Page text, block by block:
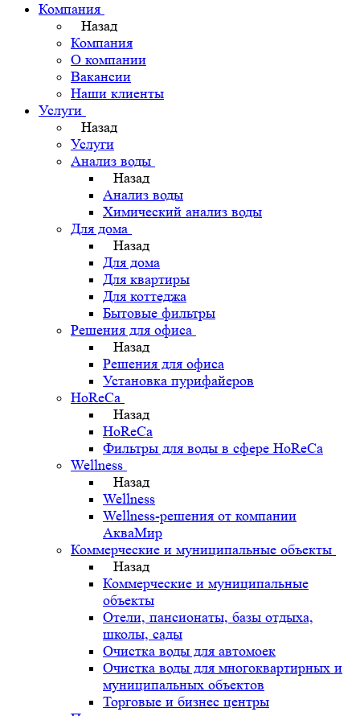
Компания
Назад
Компания
О компании
Вакансии
Наши клиенты
Услуги
Назад
Услуги
Анализ воды
Назад
Анализ воды
Химический анализ воды
Для дома
Назад
Для дома
Для квартиры
Для коттеджа
Бытовые фильтры
Решения для офиса
Назад
Решения для офиса
Установка пурифайеров
HoReCa
Назад
HoReCa
Фильтры для воды в сфере HoReCa
Wellness
Назад
Wellness
Wellness-решения от компании
АкваМир
Коммерческие и муниципальные объекты
Назад
Коммерческие и муниципальные
объекты
Отели, пансионаты, базы отдыха,
школы, сады
Очистка воды для автомоек
Очистка воды для многоквартирных и
муниципальных объектов
Торговые и бизнес центры